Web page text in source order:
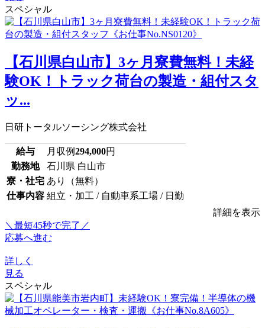
スペシャル
【石川県白山市】3ヶ月寮費無料！未経
験OK！トラック荷台の製造・組付スタ
ッ...
日研トータルソーシング株式会社
給与 月収例294,000円
勤務地
石川県 白山市
寮・社宅 あり（無料）
仕事内容 組立・加工 / 自動車系工場 / 日勤
詳細を表示
＼最短45秒で完了／
応募へ進む
詳しく
見る
スペシャル